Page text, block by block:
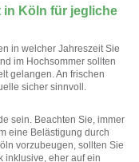
in Köln für jegliche
in welcher Jahreszeit Sie
im Hochsommer sollten
gelangen. An frischen
sicher sinnvoll.
sein. Beachten Sie, immer
eine Belästigung durch
vorzubeugen, sollten Sie
inklusive, eher auf ein